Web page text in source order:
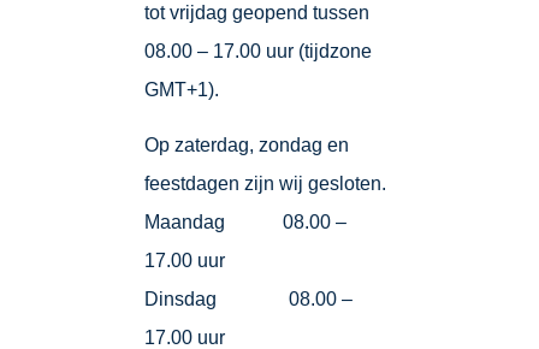
tot vrijdag geopend tussen
08.00 – 17.00 uur (tijdzone
GMT+1).
Op zaterdag, zondag en
feestdagen zijn wij gesloten.
Maandag 08.00 –
17.00 uur
Dinsdag 08.00 –
17.00 uur